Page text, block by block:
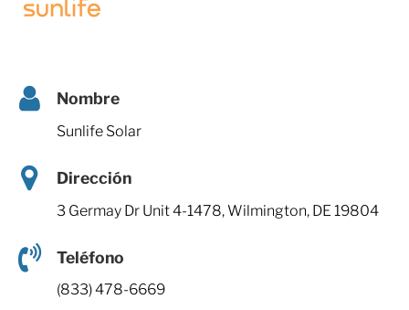
Nombre
Sunlife Solar
Dirección
3 Germay Dr Unit 4-1478, Wilmington, DE 19804
Teléfono
(833) 478-6669